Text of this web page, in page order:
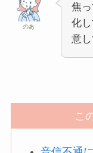
のあ
焦
化
意し
こ